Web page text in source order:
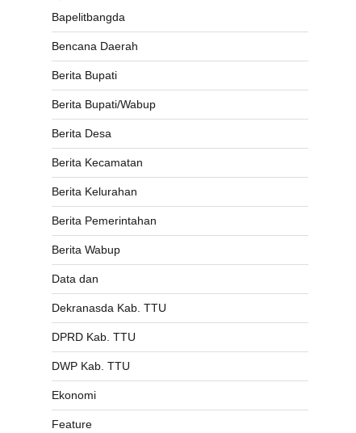
Bapelitbangda
Bencana Daerah
Berita Bupati
Berita Bupati/Wabup
Berita Desa
Berita Kecamatan
Berita Kelurahan
Berita Pemerintahan
Berita Wabup
Data dan
Dekranasda Kab. TTU
DPRD Kab. TTU
DWP Kab. TTU
Ekonomi
Feature